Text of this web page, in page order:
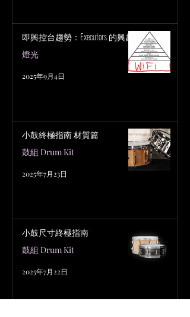
即興控台趨勢：Executors 的興起
燈光
2025年9月4日
小鼓終極指南 材質篇
鼓組 Drum Kit
2025年7月23日
小鼓尺寸終極指南
鼓組 Drum Kit
2025年7月22日